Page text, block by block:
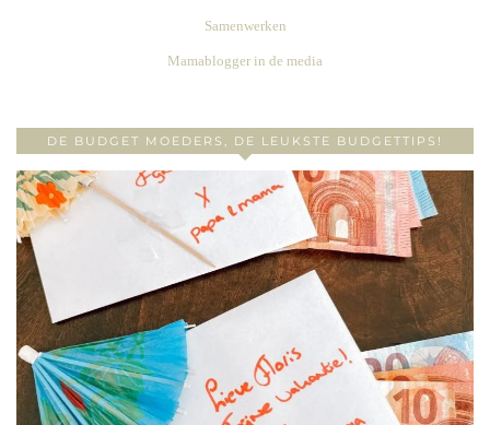
Samenwerken
Mamablogger in de media
DE BUDGET MOEDERS, DE LEUKSTE BUDGETTIPS!